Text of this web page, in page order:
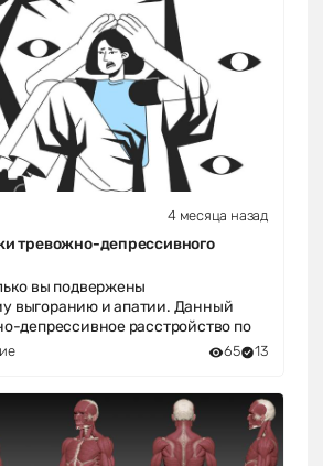
4 месяца назад
тревожно-депрессивного
вы подвержены
выгоранию и апатии. Данный
депрессивное расстройство по
65 13